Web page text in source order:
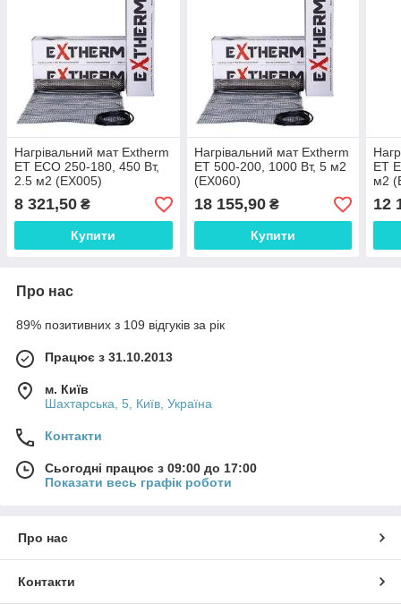
Нагрівальний мат Extherm
ET ECO 250-180, 450 Вт,
2.5 м2 (EX005)
8 321,50 ₴
Купити
Нагрівальний мат Extherm
ET 500-200, 1000 Вт, 5 м2
(EX060)
18 155,90₴
Купити
ET
м2
12
Про нас
89% позитивних з 109 відгуків за рік
Працює з 31.10.2013
м. Київ
Шахтарська, 5, Київ, Україна
Контакти
Сьогодні працює з 09:00 до 17:00
Показати весь графік роботи
Про нас
Контакти